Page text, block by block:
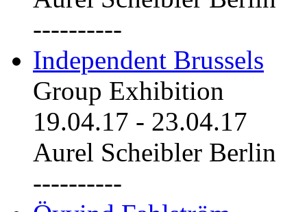
----------
Independent Brussels
Group Exhibition
19.04.17 - 23.04.17
Aurel Scheibler Berlin
----------